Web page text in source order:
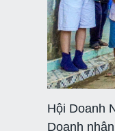
Hội Doanh
Doanh